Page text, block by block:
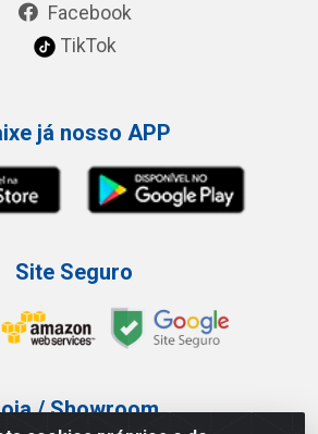
Facebook
TikTok
já nosso APP
Site Seguro
/ Showroom